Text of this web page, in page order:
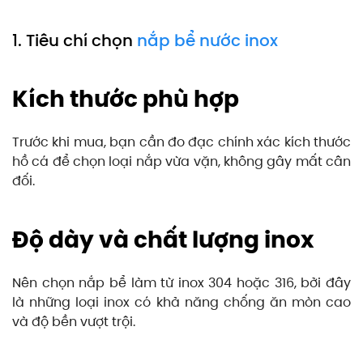
1. Tiêu chí chọn nắp bể nước inox
Kích thước phù hợp
Trước khi mua, bạn cần đo đạc chính xác kích thước
hồ cá để chọn loại nắp vừa vặn, không gây mất cân
đối.
Độ dày và chất lượng inox
Nên chọn nắp bể làm từ inox 304 hoặc 316, bởi đây
là những loại inox có khả năng chống ăn mòn cao
và độ bền vượt trội.